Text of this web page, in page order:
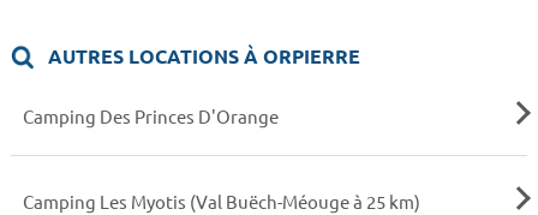
AUTRES LOCATIONS À ORPIERRE
Camping Des Princes D'Orange
Camping Les Myotis (Val Buëch-Méouge à 25 km)